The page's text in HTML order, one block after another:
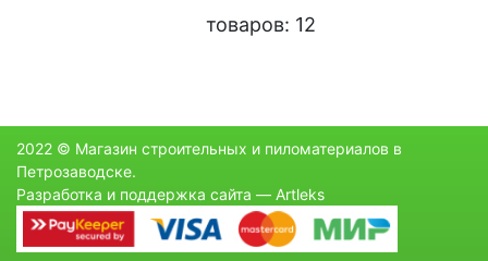
товаров: 12
2022 © Магазин строительных и пиломатериалов в
Петрозаводске.
Разработка и поддержка сайта — Artleks